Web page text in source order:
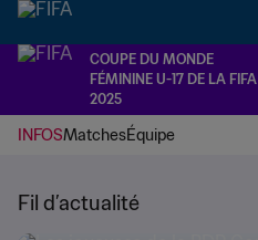
COUPE DU MONDE
FÉMININE U-17 DE LA FIFA
2025
INFOSMatchesÉquipe
Fil d’actualité